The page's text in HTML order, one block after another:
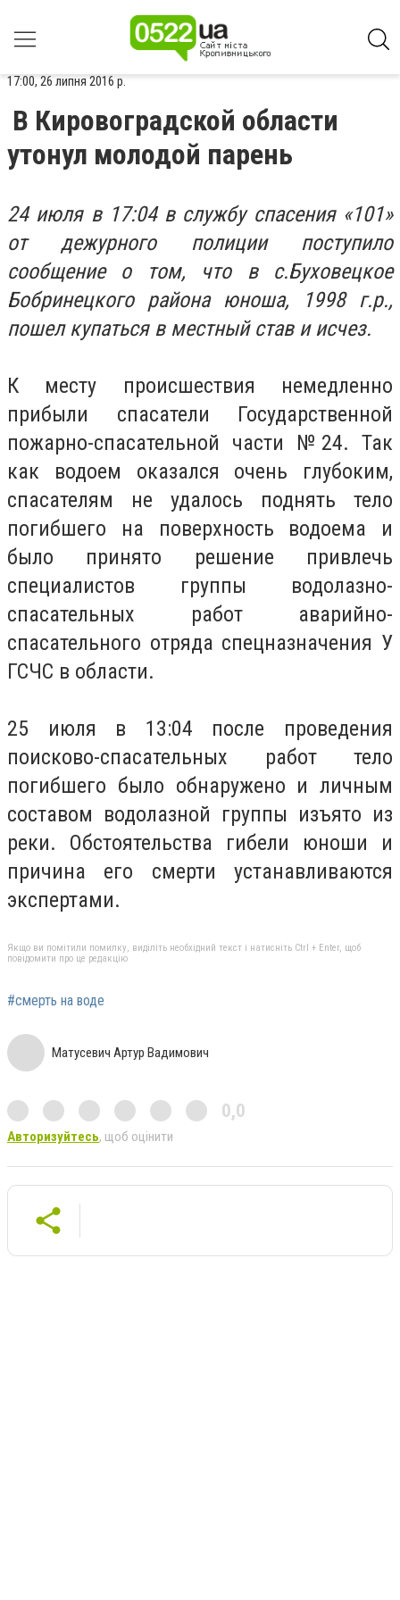
17:00, 26 липня 2016 р.
В Кировоградской области
утонул молодой парень
24 июля в 17:04 в службу спасения «101»
от дежурного полиции поступило
сообщение о том, что в с.Буховецкое
Бобринецкого района юноша, 1998 г.р.,
пошел купаться в местный став и исчез.
К месту происшествия немедленно
прибыли спасатели Государственной
пожарно-спасательной части №24. Так
как водоем оказался очень глубоким,
спасателям не удалось поднять тело
погибшего на поверхность водоема и
было принято решение привлечь
специалистов группы водолазно-
спасательных работ аварийно-
спасательного отряда спецназначения У
ГСЧС в области.
25 июля в 13:04 после проведения
поисково-спасательных работ тело
погибшего было обнаружено и личным
составом водолазной группы изъято из
реки. Обстоятельства гибели юноши и
причина его смерти устанавливаются
экспертами.
Якщо ви помітили помилку, виділіть необхідний текст і натисніть Ctrl + Enter, щоб
повідомити про це редакцію
#смерть на воде
Матусевич Артур Вадимович
0,0
Авторизуйтесь, щоб оцінити